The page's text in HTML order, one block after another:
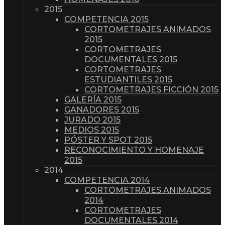
2015
COMPETENCIA 2015
CORTOMETRAJES ANIMADOS
2015
CORTOMETRAJES
DOCUMENTALES 2015
CORTOMETRAJES
ESTUDIANTILES 2015
CORTOMETRAJES FICCIÓN 2015
GALERÍA 2015
GANADORES 2015
JURADO 2015
MEDIOS 2015
PÓSTER Y SPOT 2015
RECONOCIMIENTO Y HOMENAJE
2015
2014
COMPETENCIA 2014
CORTOMETRAJES ANIMADOS
2014
CORTOMETRAJES
DOCUMENTALES 2014